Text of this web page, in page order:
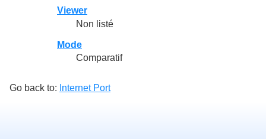
Viewer
Non listé
Mode
Comparatif
Go back to: Internet Port